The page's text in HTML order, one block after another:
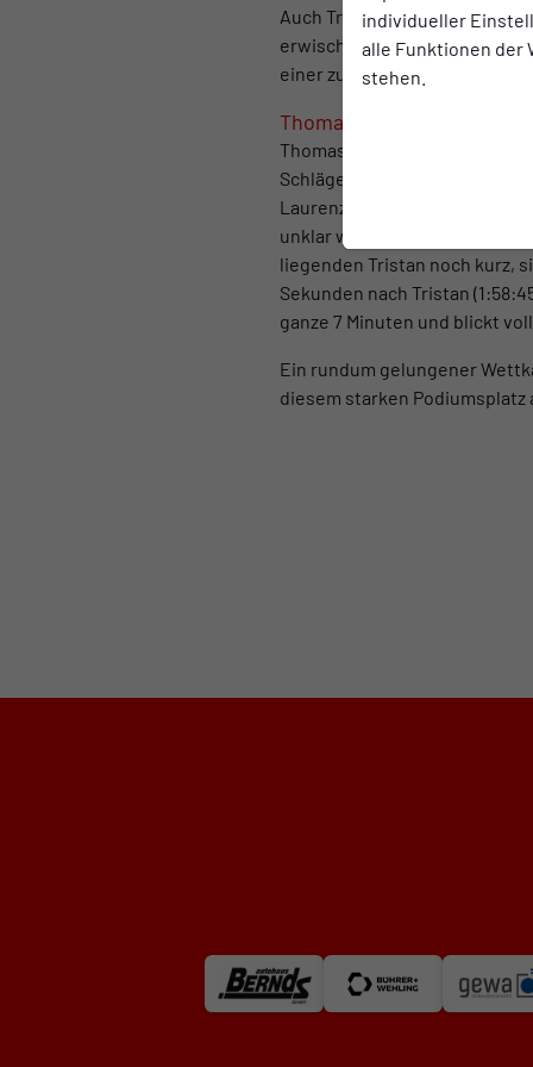
individueller
alle Funktionen der
stehen.
Auch Tristan hatte beim
erwischte ihn auf der zweiten
einer zufriedenstellenden
Thomas (Platz 30 – 1:58:45 h)
Thomas profitierte von der
Schlägereien an den
Laurenz verlor. Nach einem
unklar war, wer die direkten
liegenden Tristan noch kurz,
Sekunden nach Tristan
ganze 7 Minuten und blickt
Ein rundum gelungener
diesem starken Podiumsplatz